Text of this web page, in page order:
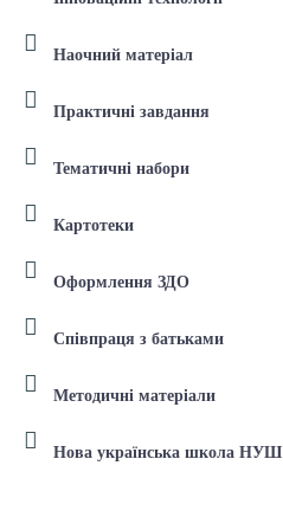
Наочний матеріал
Практичні завдання
Тематичні набори
Картотеки
Оформлення ЗДО
Співпраця з батьками
Методичні матеріали
Нова українська школа НУШ